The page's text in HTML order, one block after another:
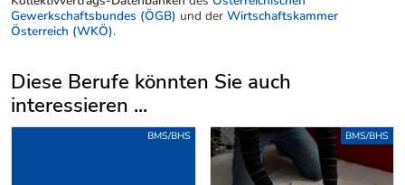
Gewerkschaftsbundes (ÖGB) und der Wirtschaftskammer
Österreich (WKÖ).
Diese Berufe könnten Sie auch
interessieren ...
Uber weitere Berufsvorschläge
BMS/BHS BMS/BHS